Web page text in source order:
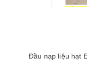
Đầu nạp liệu hạt